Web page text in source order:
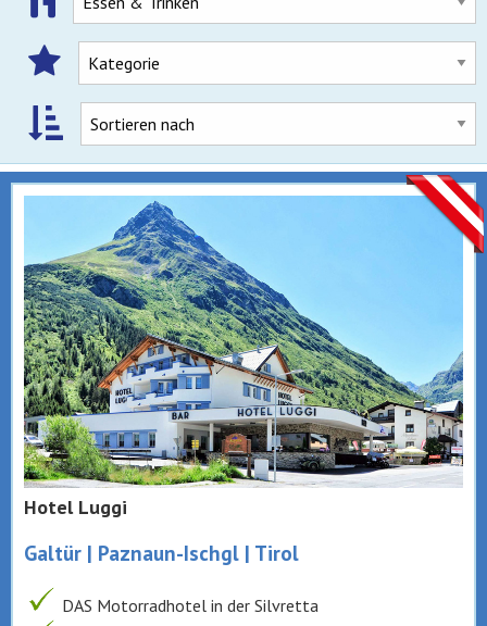
Hotel Luggi
Galtür | Paznaun-Ischgl | Tirol
DAS Motorradhotel in der Silvretta